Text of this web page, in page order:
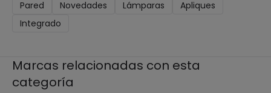
Pared Novedades Lámparas
Apliques
Integrado
Marcas relacionadas con esta
categoría